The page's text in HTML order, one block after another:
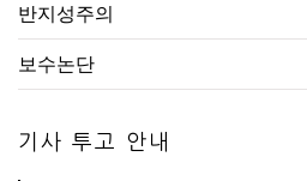
반지성주의
보수논단
기사 투고 안내